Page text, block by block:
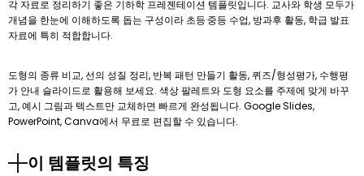
각 자료로 정리하기 좋은 기하학 프레젠테이션 템플릿입니다. 교사와 학생 모두가
개념을 한눈에 이해하도록 돕는 구성이라 초등·중등 수업, 방과후 활동, 학급 발표
자료에 특히 적합합니다.
도형의 종류 비교, 선의 성질 정리, 반복 패턴 만들기 활동, 퀴즈/형성평가, 수행평
가 안내 슬라이드로 활용해 보세요. 색상 팔레트와 도형 요소를 주제에 맞게 바꾸
고, 예시 그림과 텍스트만 교체하면 빠르게 완성됩니다. Google Slides,
PowerPoint, Canva에서 무료로 편집할 수 있습니다.
이 템플릿의 특징